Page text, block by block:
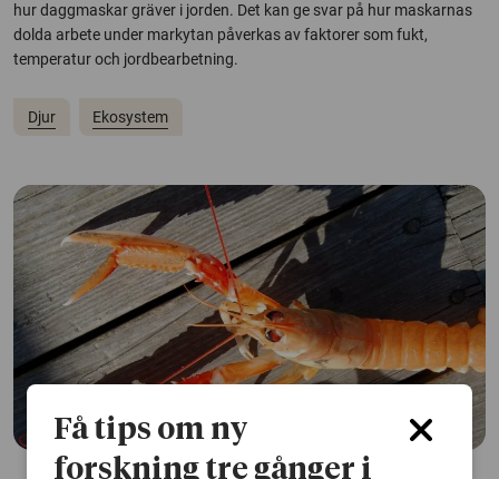
hur daggmaskar gräver i jorden. Det kan ge svar på hur maskarnas
dolda arbete under markytan påverkas av faktorer som fukt,
temperatur och jordbearbetning.
Djur Ekosystem
Få tips om ny
forskning tre gånger i